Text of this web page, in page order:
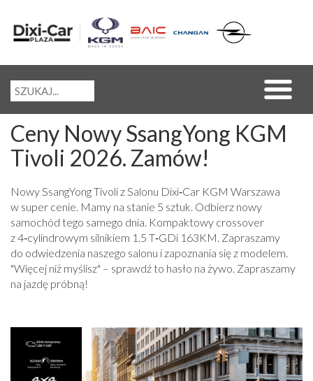
Ceny Nowy SsangYong KGM
Tivoli 2026. Zamów!
Nowy SsangYong Tivoli z Salonu Dixi‑Car KGM Warszawa
w super cenie. Mamy na stanie 5 sztuk. Odbierz nowy
samochód tego samego dnia. Kompaktowy crossover
z 4‑cylindrowym silnikiem 1.5 T‑GDi 163KM. Zapraszamy
do odwiedzenia naszego salonu i zapoznania się z modelem.
"Więcej niż myślisz" – sprawdź to hasło na żywo. Zapraszamy
na jazdę próbną!